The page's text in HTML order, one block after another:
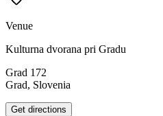
Venue
Kulturna dvorana pri Gradu
Grad 172
Grad, Slovenia
Get directions